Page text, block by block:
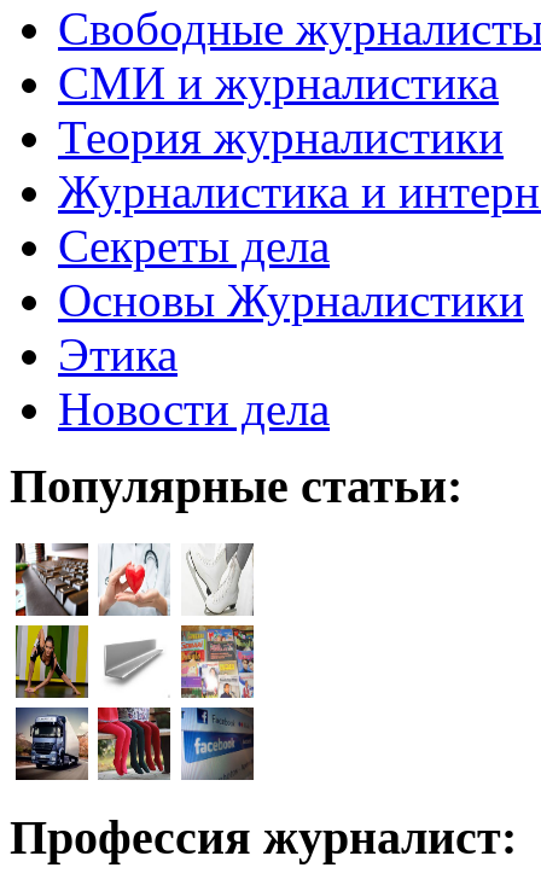
Свободные
СМИ и журналистика
Теория журналистики
Журналистика и
Секреты дела
Основы Журналистики
Этика
Новости дела
Популярные статьи:
Профессия журналист: